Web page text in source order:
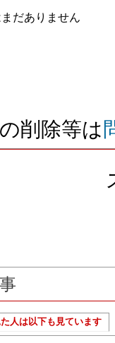
だありません
削除等は
人は以下も見ています